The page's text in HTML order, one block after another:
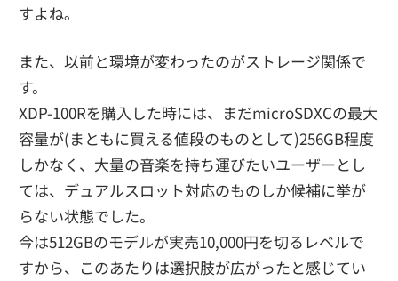
すよね。
また、以前と環境が変わったのがストレージ関係で
す。
XDP-100Rを購入した時には、まだmicroSDXCの最大
容量が(まともに買える値段のものとして)256GB程度
しかなく、大量の音楽を持ち運びたいユーザーとし
ては、デュアルスロット対応のものしか候補に挙が
らない状態でした。
今は512GBのモデルが実売10,000円を切るレベルで
すから、このあたりは選択肢が広がったと感じてい